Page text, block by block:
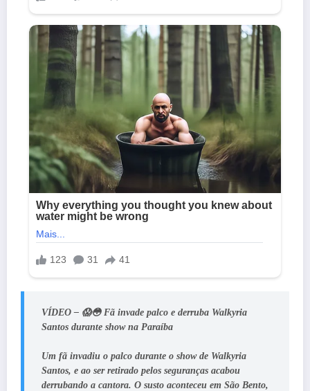
VÍDEO – 😱😳 Fã invade palco e derruba Walkyria
Santos durante show na Paraíba
Um fã invadiu o palco durante o show de Walkyria
Santos, e ao ser retirado pelos seguranças acabou
derrubando a cantora. O susto aconteceu em São Bento,